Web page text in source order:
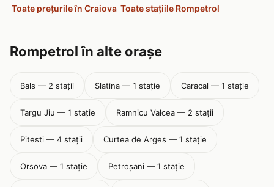
Toate prețurile în Craiova Toate stațiile Rompetrol
Rompetrol în alte orașe
Bals — 2 stații Slatina — 1 stație Caracal — 1 stație
Targu Jiu — 1 stație Ramnicu Valcea — 2 stații
Pitesti — 4 stații Curtea de Arges — 1 stație
Orsova — 1 stație Petroșani — 1 stație